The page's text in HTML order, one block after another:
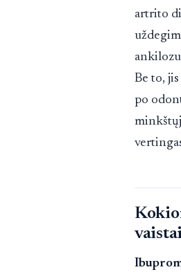
artrito
Be to,
po